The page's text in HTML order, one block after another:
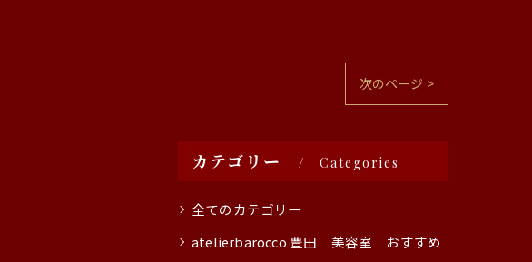
次のページ >
カテゴリー Categories
全てのカテゴリー
atelierbarocco 豊田 美容室 おすすめ